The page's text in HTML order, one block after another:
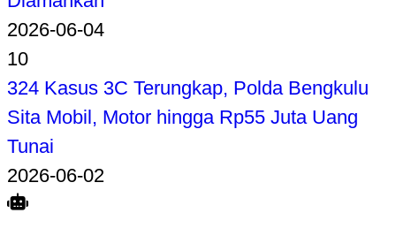
2026-06-04
10
324 Kasus 3C Terungkap, Polda Bengkulu
Sita Mobil, Motor hingga Rp55 Juta Uang
Tunai
2026-06-02